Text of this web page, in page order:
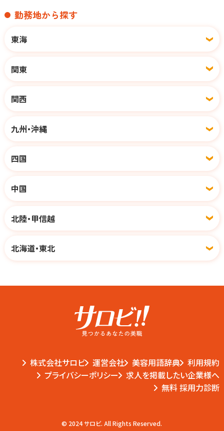
勤務地から探す
東海
関東
関西
九州・沖縄
四国
中国
北陸・甲信越
北海道・東北
株式会社サロビ 運営会社 美容用語辞典
利用規約
プライバシーポリシー
求人を掲載したい企業様へ
無料 採用力診断
© 2024 サロビ. All Rights Reserved.